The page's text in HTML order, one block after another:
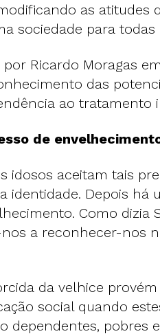
as atitudes
sociedade para todas
Ricardo Moragas
das
ao tratamento
de
idosos aceitam tais
identidade. Depois há
Como dizia
nos a reconhecer-nos
da velhice
social quando
dependentes, pobres